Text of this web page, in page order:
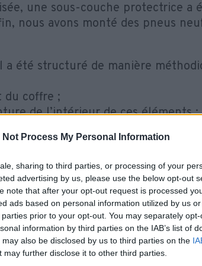
Not Process My Personal Information
sharing to third parties, or processing of your
advertising by us, please use the below opt-out
note that after your opt-out request is processed
ads based on personal information utilized by us
prior to your opt-out. You may separately
information by third parties on the IAB’s list of
also be disclosed by us to third parties on the
may further disclose it to other third parties.
une sous-couche protectrice a
nous avons monté des pneus
a été structuré de manière
du coffre ;
de l’intérieur de ces éléments ;
de la carrosserie ;
à protéger ;
sur les flancs et le reste du
des éléments démontés.
pris soin de protéger les zones
les joints de portes et les parties
propre et sans bavures.